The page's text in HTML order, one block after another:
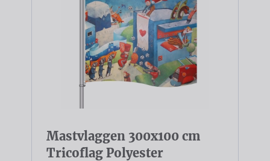
Mastvlaggen 300x100 cm
Tricoflag Polyester